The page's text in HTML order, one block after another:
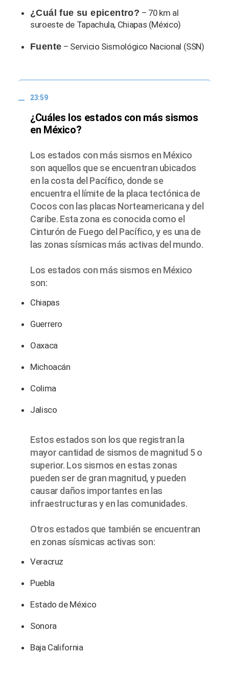
¿Cuál fue su epicentro? – 70 km al
suroeste de Tapachula, Chiapas (México)
Fuente – Servicio Sismológico Nacional (SSN)
23:59
¿Cuáles los estados con más sismos
en México?
Los estados con más sismos en México
son aquellos que se encuentran ubicados
en la costa del Pacífico, donde se
encuentra el límite de la placa tectónica de
Cocos con las placas Norteamericana y del
Caribe. Esta zona es conocida como el
Cinturón de Fuego del Pacífico, y es una de
las zonas sísmicas más activas del mundo.
Los estados con más sismos en México
son:
Chiapas
Guerrero
Oaxaca
Michoacán
Colima
Jalisco
Estos estados son los que registran la
mayor cantidad de sismos de magnitud 5 o
superior. Los sismos en estas zonas
pueden ser de gran magnitud, y pueden
causar daños importantes en las
infraestructuras y en las comunidades.
Otros estados que también se encuentran
en zonas sísmicas activas son:
Veracruz
Puebla
Estado de México
Sonora
Baja California